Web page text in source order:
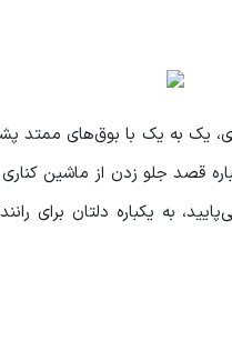
یک به یک با بوق‌های
قصد جلو زدن از ماشین
به یکباره دلتان برای
تعطیلی در اواسط هفته،